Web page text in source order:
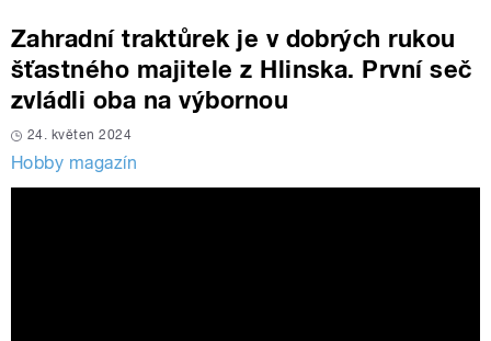
Zahradní traktůrek je v dobrých rukou
šťastného majitele z Hlinska. První seč
zvládli oba na výbornou
24. květen 2024
Hobby magazín